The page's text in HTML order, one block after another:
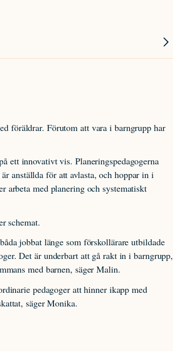
föräldrar. Förutom att vara i barngrupp har
ett innovativt vis. Planeringspedagogerna
anställda för att avlasta, och hoppar in i
arbeta med planering och systematiskt
schemat.
jobbat länge som förskollärare utbildade
Det är underbart att gå rakt in i barngrupp,
med barnen, säger Malin.
pedagoger att hinner ikapp med
säger Monika.